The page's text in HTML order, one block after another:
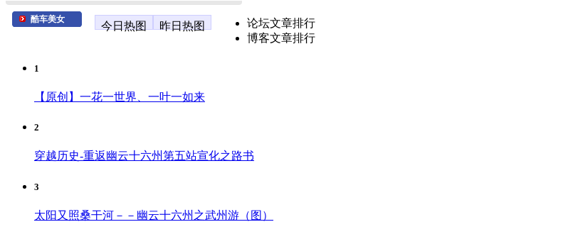
酷车美女
今日热图 昨日热图
论坛文章排行
博客文章排行
1
【原创】一花一世界、一叶一如来
2
穿越历史-重返幽云十六州第五站宣化之路书
3
太阳又照桑干河－－幽云十六州之武州游（图）